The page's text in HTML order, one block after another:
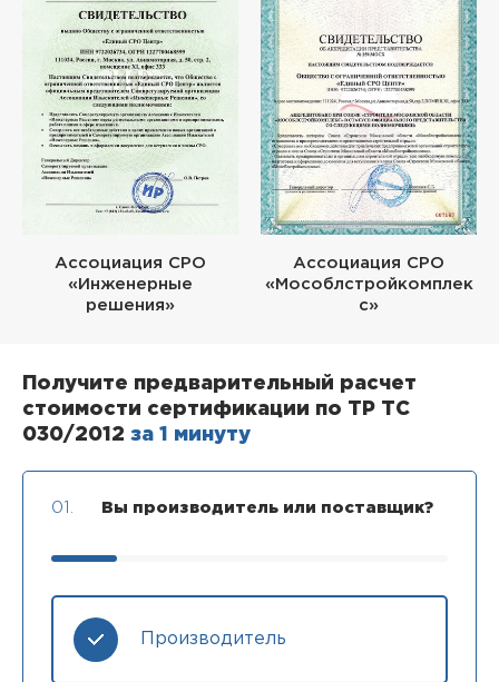
Ассоциация СРО
«Инженерные
решения»
Ассоциация СРО
«Мособлстройкомплек
с»
Получите предварительный расчет
стоимости сертификации по ТР ТС
030/2012 за 1 минуту
01. Вы производитель или поставщик?
Производитель